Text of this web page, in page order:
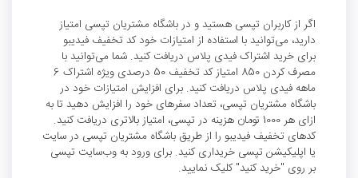
اگر از کاربران تپسی هستید و در باشگاه مشتریان تپسی امتیاز
دارید، می‌توانید با استفاده از امتیازات خود کد تخفیف فیدیبو
برای خرید اشتراک فیدی پلاس دریافت کنید. شما می‌توانید با
مصرف کردن 850 امتیاز کد تخفیف 50 درصدی ویژه اشتراک 6
ماهه فیدی پلاس دریافت کنید. برای افزایش امتیازات خود در
باشگاه مشتریان تپسی، تعداد سفرهای خود را افزایش دهید تا به
ازای هر 1000 تومان هزینه در تپسی، امتیاز بالاتری دریافت کنید.
کدهای تخفیف فیدیبو را از طریق باشگاه مشتریان تپسی در سایت
یا اپلیکیشن تپسی خریداری کنید. برای ورود به وب‌سایت تپسی
بر روی "خرید کنید" کلیک نمایید.